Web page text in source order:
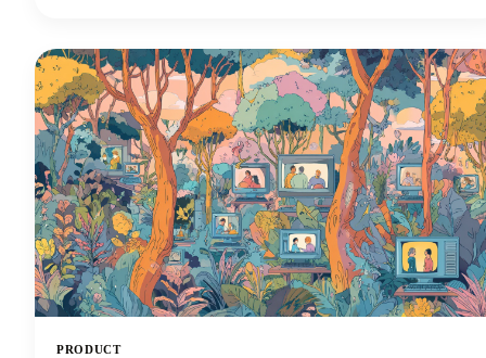
PRODUCT